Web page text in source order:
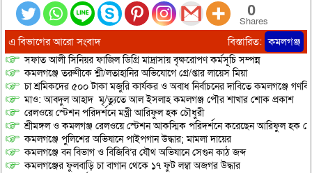
0
Shares
এ বিভাগের আরো সংবাদ বিস্তারিত: কমলগঞ্জ
সফাত আলী সিনিয়র ফাজিল ডিগ্রি মাদ্রাসায় বৃক্ষরোপণ কর্মসূচি সম্পন্ন
কমলগঞ্জে তরুণীকে শ্লী/লতাহানির অভিযোগে গ্রে/প্তার লায়েস মিয়া
চা শ্রমিকদের ৫০০ টাকা মজুরি কার্যকর ও অবাধ নির্বাচনের দাবিতে কমলগঞ্জে
মাও: আবদুল আহাদ মৃ/ত্যুতে আল ইসলাহ কমলগঞ্জ পৌর শাখার শোক প্রকাশ
রেলওয়ে স্টেশন পরিদর্শনে মন্ত্রী আরিফুল হক চৌধুরী
শ্রীমঙ্গল ও কমলগঞ্জ রেলওয়ে স্টেশন আকস্মিক পরিদর্শনে করেছেন আরিফুল হক
কমলগঞ্জে পুলিশের অভিযানে পাইপগান উদ্ধার; মামলা দায়ের
কমলগঞ্জে বন বিভাগ ও বিজিবি’র যৌথ অভিযানে সেগুন কাঠ জব্দ
কমলগঞ্জের ফুলবাড়ি চা বাগান থেকে ১৭ ফুট লম্বা অজগর উদ্ধার